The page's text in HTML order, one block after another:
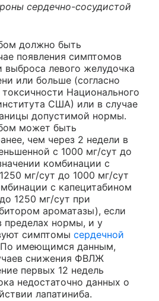
сердечно-сосудистой
должно быть
появления симптомов
левого желудочка
или больше (согласно
Национального
США) или в случае
допустимой нормы.
может быть
чем через 2 недели в
с 1000 мг/сут до
комбинации с
мг/сут до 1000 мг/сут
с капецитабином
1250 мг/сут при
ароматазы), если
нормы, и у
симптомы сердечной
имеющимся данным,
снижения ФВЛЖ
первых 12 недель
недостаточно данных о
лапатиниба.